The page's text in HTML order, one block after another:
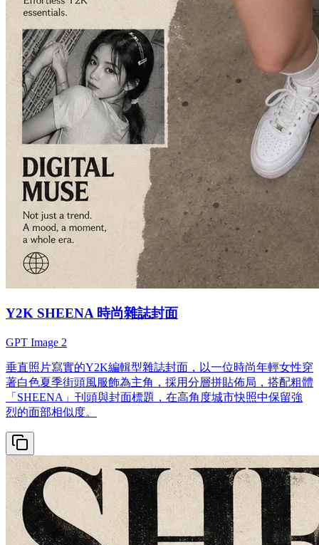
Y2K SHEENA 時尚雜誌封面
GPT Image 2
垂直照片寫實的Y2K編輯型雜誌封面，以一位時尚年輕女性穿
著白色夏季街頭風服飾為主角，採用分層拼貼佈局，搭配粗體
「SHEENA」刊頭與封面標題，在高角度城市快照中保留強
烈的面部相似度。